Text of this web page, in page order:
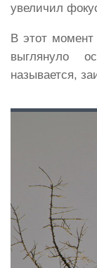
увеличил
В этот
выглянуло
называется,